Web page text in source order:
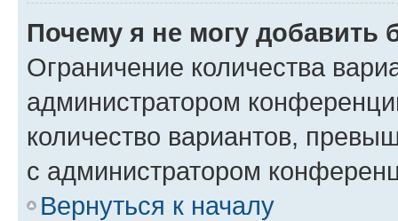
Почему я не могу добавить
Ограничение количества
администратором
количество вариантов,
с администратором
Вернуться к началу